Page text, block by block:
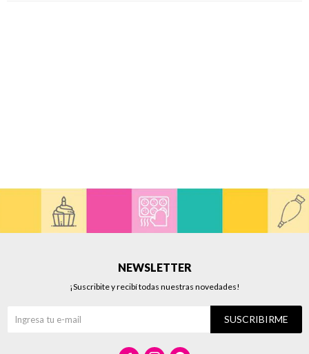
NEWSLETTER
¡Suscribite y recibí todas nuestras novedades!
SUSCRIBIRME